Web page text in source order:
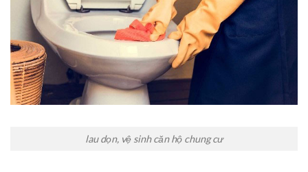
lau dọn, vệ sinh căn hộ chung cư